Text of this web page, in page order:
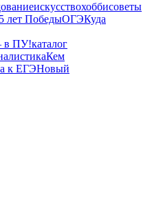
искусствохоббисоветы
лет ПобедыОГЭКуда
в ПУ!каталог
Кем
к ЕГЭНовый